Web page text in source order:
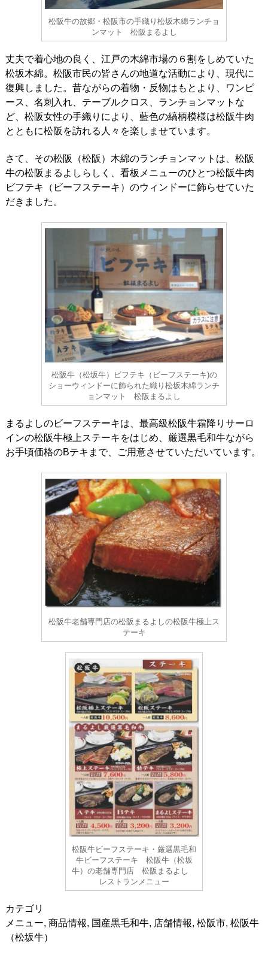
松阪牛の故郷・松阪市の手織り松坂木綿ランチョ
ンマット 松阪まるよし
丈夫で着心地の良く、江戸の木綿市場の６割をしめていた
松坂木綿。松阪市民の皆さんの地道な活動により、現代に
復興しました。昔ながらの着物・反物はもとより、ワンピ
ース、名刺入れ、テーブルクロス、ランチョンマットな
ど、松阪女性の手織りにより、藍色の縞柄模様は松阪牛肉
とともに松阪を訪れる人々を楽しませています。
さて、その松阪（松阪）木綿のランチョンマットは、松阪
牛の松阪まるよしらしく、看板メニューのひとつ松阪牛肉
ビフテキ（ビーフステーキ）のウィンドーに飾らせていた
だきました。
松阪牛（松坂牛）ビフテキ（ビーフステーキ)の
ショーウィンドーに飾られた織り松坂木綿ランチ
ョンマット 松阪まるよし
まるよしのビーフステーキは、最高級松阪牛霜降りサーロ
インの松阪牛極上ステーキをはじめ、厳選黒毛和牛ながら
お手頃価格のBテキまで、ご用意させていただいています。
松阪牛老舗専門店の松阪まるよしの松阪牛極上ス
テーキ
松阪牛ビーフステーキ・厳選黒毛和
牛ビーフステーキ 松阪牛（松坂
牛）の老舗専門店 松阪まるよし
レストランメニュー
カテゴリ
メニュー, 商品情報, 国産黒毛和牛, 店舗情報, 松阪市, 松阪牛
（松坂牛）